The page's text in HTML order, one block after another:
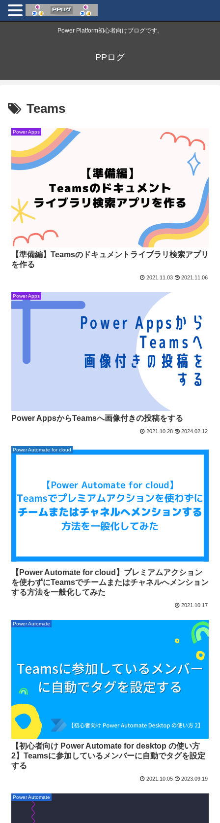
Power Platform初心者向けブログです。
PPログ
Teams
Power Apps
【準備編】Teamsのドキュメントライブラリ検索アプリ
を作る
2021.11.03 2021.11.06
Power Apps
Power AppsからTeamsへ画像付きの投稿をする
2021.10.28 2024.02.12
Power Automate for cloud
【Power Automate for cloud】プレミアムアクション
を使わずにTeamsでチームまたはチャネルへメンション
する方法を一般化してみた
2021.10.17
Power Automate
【初心者向け Power Automate for desktop の使い方
2】Teamsに参加しているメンバーに自動でタグを設定
する
2021.10.05 2023.09.19
Power Automate